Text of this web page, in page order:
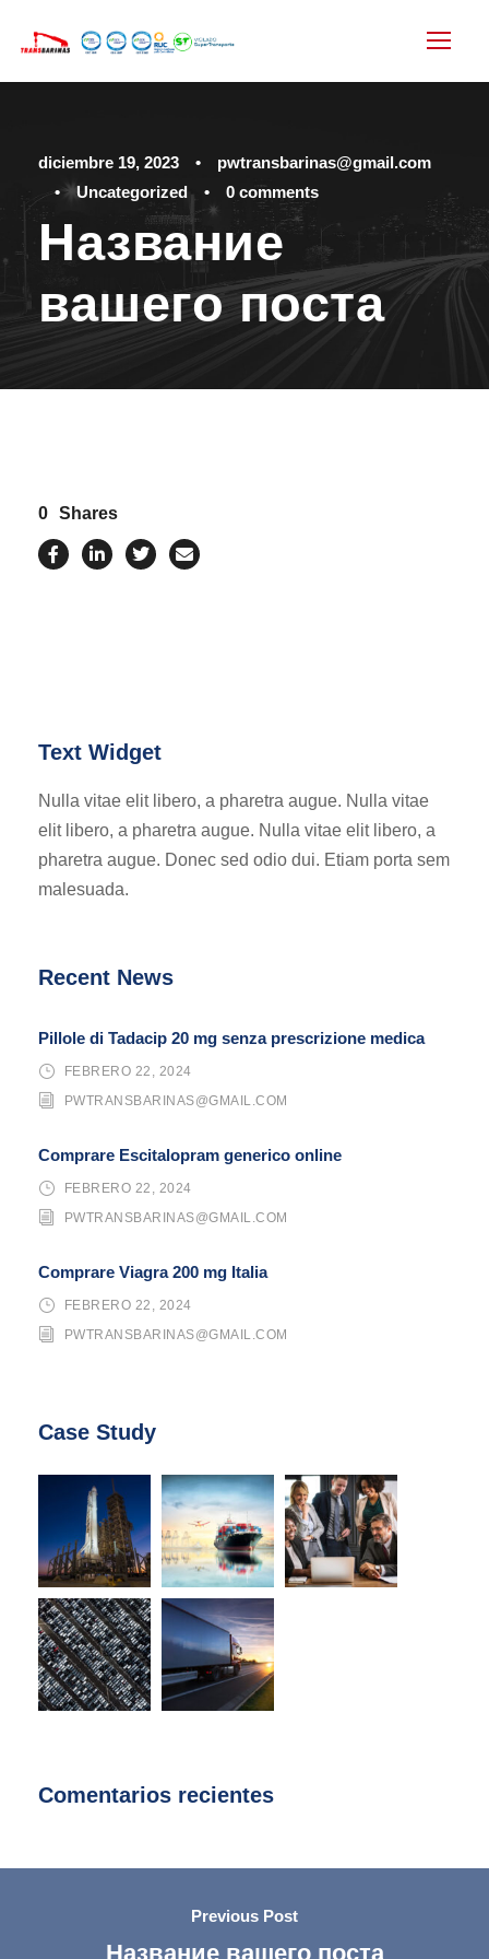
diciembre 19, 2023 •
pwtransbarinas@gmail.com
•
Uncategorized • 0 comments
Название
вашего поста
0 Shares
Text Widget
Nulla vitae elit libero, a pharetra augue. Nulla vitae
elit libero, a pharetra augue. Nulla vitae elit libero, a
pharetra augue. Donec sed odio dui. Etiam porta sem
malesuada.
Recent News
Pillole di Tadacip 20 mg senza prescrizione medica
FEBRERO 22, 2024
PWTRANSBARINAS@GMAIL.COM
Comprare Escitalopram generico online
FEBRERO 22, 2024
PWTRANSBARINAS@GMAIL.COM
Comprare Viagra 200 mg Italia
FEBRERO 22, 2024
PWTRANSBARINAS@GMAIL.COM
Case Study
Comentarios recientes
Previous Post
Название вашего поста